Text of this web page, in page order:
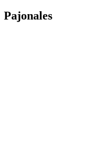
Pajonales